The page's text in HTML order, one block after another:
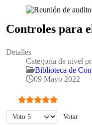
Controles para
Detalles
Categoría de nivel
Biblioteca de
09 Mayo 2022
Ratio:5/5
Por favor, vote